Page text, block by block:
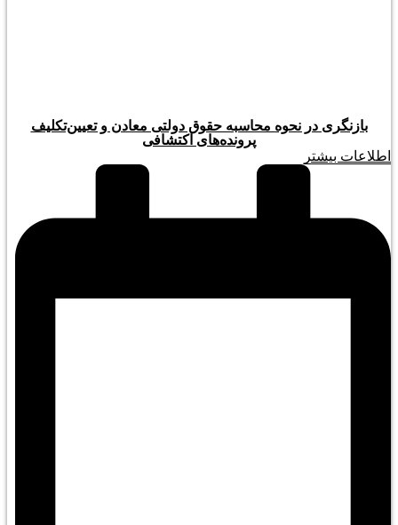
بازنگری در نحوه محاسبه حقوق دولتی معادن و تعیین‌تکلیف
پرونده‌های اکتشافی
اطلاعات بیشتر